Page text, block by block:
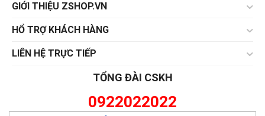
GIỚI THIỆU ZSHOP.VN
HỔ TRỢ KHÁCH HÀNG
LIÊN HỆ TRỰC TIẾP
TỔNG ĐÀI CSKH
0922022022